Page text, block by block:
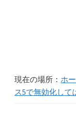
現在の場所： ホ
ス5で無効化して